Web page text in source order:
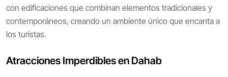
con edificaciones que combinan elementos tradicionales y
contemporáneos, creando un ambiente único que encanta a
los turistas.
Atracciones Imperdibles en Dahab